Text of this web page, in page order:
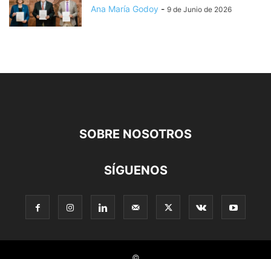
Ana María Godoy - 9 de Junio de 2026
SOBRE NOSOTROS
SÍGUENOS